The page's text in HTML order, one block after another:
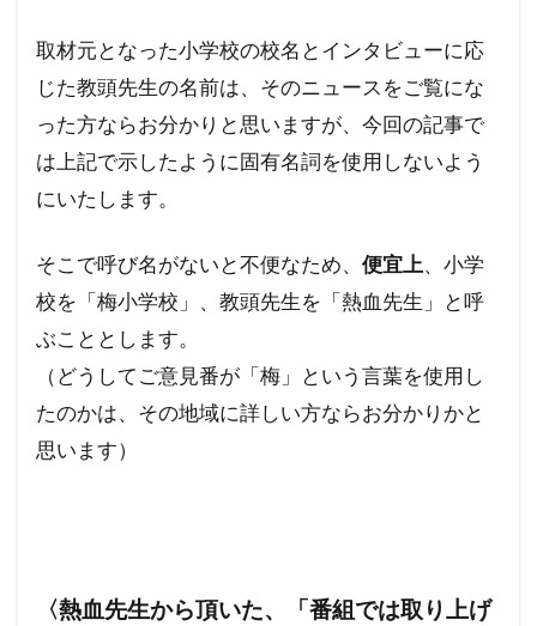
取材元となった小学校の校名とインタビューに応
じた教頭先生の名前は、そのニュースをご覧にな
った方ならお分かりと思いますが、今回の記事で
は上記で示したように固有名詞を使用しないよう
にいたします。
そこで呼び名がないと不便なため、 便宜上、小学
校を「梅小学校」、教頭先生を「熱血先生」と呼
ぶこととします。
（どうしてご意見番が「梅」という言葉を使用し
たのかは、その地域に詳しい方ならお分かりかと
思います）
〈熱血先生から頂いた、「番組では取り上げ
ハワイ州
ハワイ山火事
ハワイの歴史
ニュー・ワールドオーダー
ナチズム
ビルダーバーグ
トランプ氏
トランプ大統領
デマ
ディープステート論
ディープステート
ビジネス
ホルコン制御
マウイ島火災
マウイ島
フランス革命
ペット
ヘルシンキ宣言